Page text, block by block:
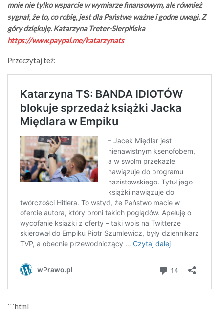
mnie nie tylko wsparcie w wymiarze finansowym, ale również
sygnał, że to, co robię, jest dla Państwa ważne i godne uwagi. Z
góry dziękuję. Katarzyna Treter-Sierpińska
https://www.paypal.me/katarzynats
Przeczytaj też:
```html